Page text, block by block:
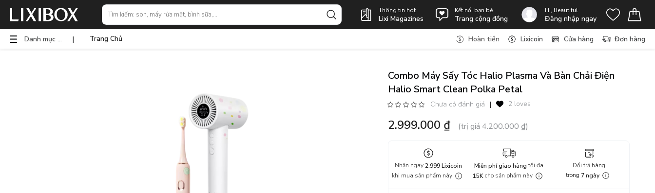
Thông tin hot
Lixi Magazines
Kết nối bạn bè
Trang cộng đồng
Hi, Beautiful
Đăng nhập ngay
Danh mục sản phẩm | Trang Chủ Hoàn tiền Lixicoin Cửa hàng Đơn hàng
Combo Máy Sấy Tóc Halio Plasma Và Bàn Chải Điện
Halio Smart Clean Polka Petal
Chưa có đánh giá | 2 loves
2.999.000 ₫ (trị giá 4.200.000 ₫)
Nhận ngay2.999 Lixicoin
khi mua sản phẩm này
Miễn phí giao hàng tối đa
15Kcho sản phẩm này
Đổi trả hàng
trong 7 ngày